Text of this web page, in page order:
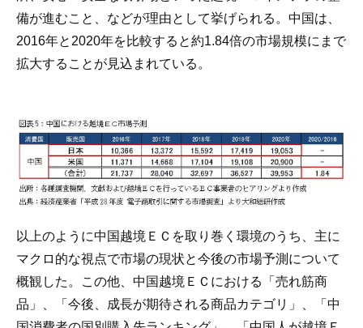
備が進むこと、などが理由として挙げられる。中国は、
2016年と2020年を比較すると約1.84倍の市場規模にまで
拡大することが見込まれている。
以上のように中国越境ＥＣを取り巻く環境のうち、主に
マクロ的な視点で市場の現状と今後の市場予測について
概観した。この他、中国越境ＥＣにおける「売れ筋商
品」、「今後、成長が期待される商品カテゴリ」、「中